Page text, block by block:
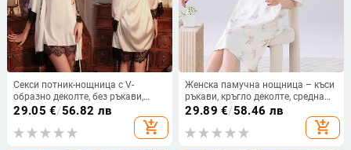
Секси потник-нощница с V-
образно деколте, без ръкави,
къса пола – полиестерно влакно
29.05 €/56.82 лв
add_shopping_cart
Женска памучна нощница – къси
ръкави, кръгло деколте, средна
дължина, дишаща спално
29.89 €/58.46 лв
add_shopping_cart